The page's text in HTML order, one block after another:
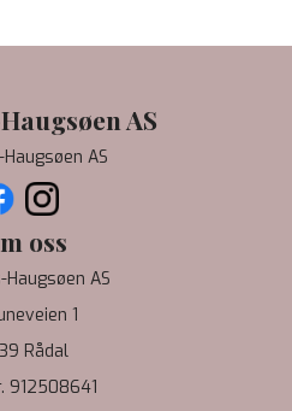
AS
AS
oss
Haugsøen AS
1
Rådal
912508641